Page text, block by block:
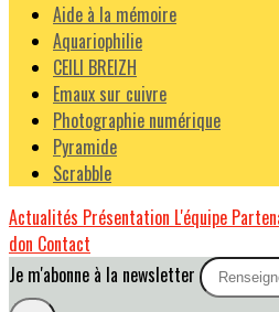
Aide à la mémoire
Aquariophilie
CEILI BREIZH
Emaux sur cuivre
Photographie numérique
Pyramide
Scrabble
Actualités Présentation L'équipe
don Contact
Je m'abonne à la newsletter